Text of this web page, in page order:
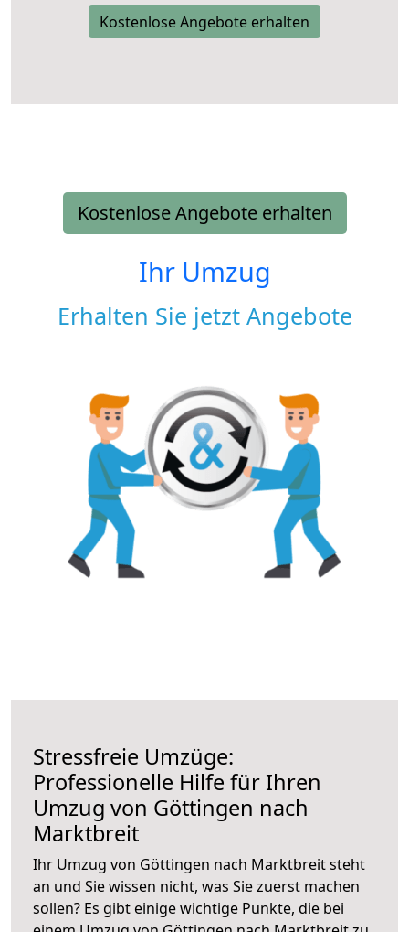
Kostenlose Angebote erhalten
Kostenlose Angebote erhalten
Ihr Umzug
Erhalten Sie jetzt Angebote
Stressfreie Umzüge:
Professionelle Hilfe für Ihren
Umzug von Göttingen nach
Marktbreit
Ihr Umzug von Göttingen nach Marktbreit steht
an und Sie wissen nicht, was Sie zuerst machen
sollen? Es gibt einige wichtige Punkte, die bei